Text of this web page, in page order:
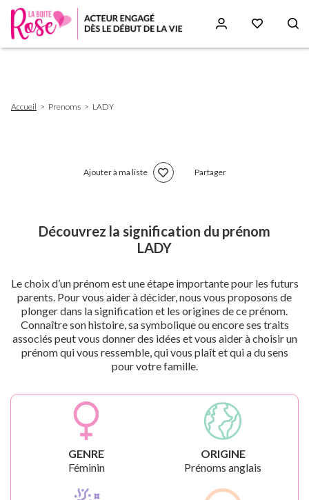
d'Ariane
Accueil Prenoms LADY
Ajouter à ma liste Partager
Découvrez la signification du prénom
LADY
Le choix d’un prénom est une étape importante pour les futurs
parents. Pour vous aider à décider, nous vous proposons de
plonger dans la signification et les origines de ce prénom.
Connaître son histoire, sa symbolique ou encore ses traits
associés peut vous donner des idées et vous aider à choisir un
prénom qui vous ressemble, qui vous plaît et qui a du sens
pour votre famille.
GENRE
Féminin
ORIGINE
Prénoms anglais